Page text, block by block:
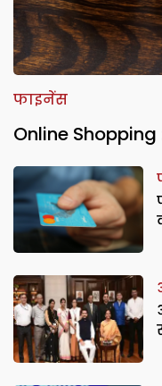
फाइनेंस
Online